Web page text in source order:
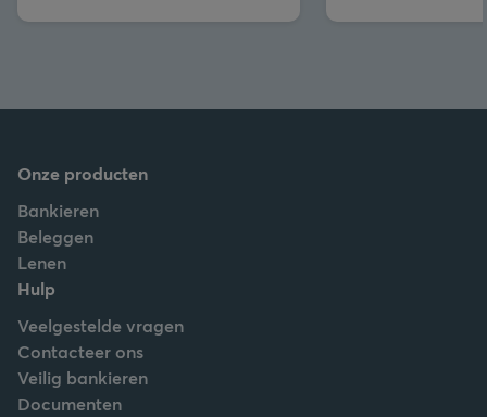
Onze producten
Bankieren
Beleggen
Lenen
Hulp
Veelgestelde vragen
Contacteer ons
Veilig bankieren
Documenten